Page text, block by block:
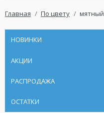
Главная По цвету мятный
НОВИНКИ
АКЦИИ
РАСПРОДАЖА
ОСТАТКИ